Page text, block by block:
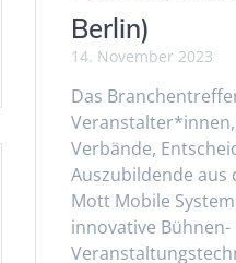
Berlin)
14. November 2023
Das
Verbände,
Auszubildende aus
Mott Mobile
innovative Bühnen-